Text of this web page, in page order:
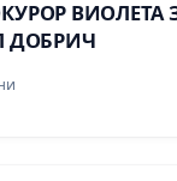
ВИОЛЕТА
ДОБРИЧ